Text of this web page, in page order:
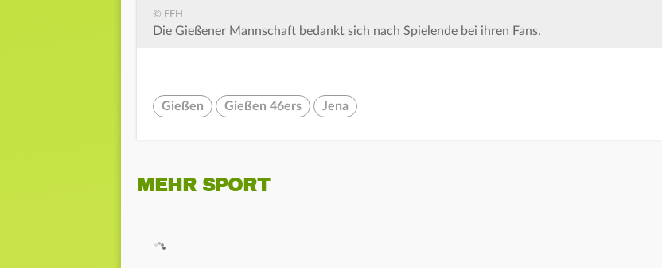
© FFH
Die Gießener Mannschaft bedankt sich nach Spielende bei ihren Fans.
Gießen Gießen 46ers Jena
MEHR SPORT